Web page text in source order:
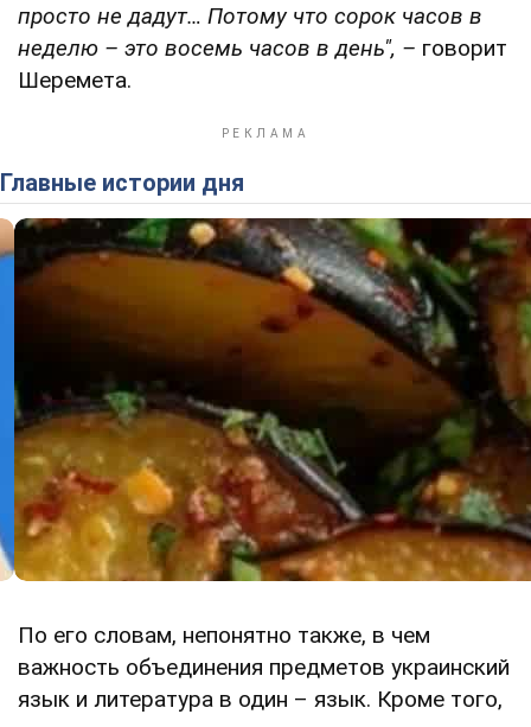
просто не дадут… Потому что сорок часов в
неделю – это восемь часов в день", – говорит
Шеремета.
Главные истории дня
По его словам, непонятно также, в чем
важность объединения предметов украинский
язык и литература в один – язык. Кроме того,